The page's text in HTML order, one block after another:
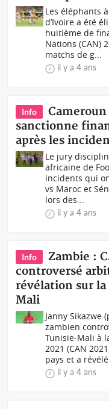
Les éléphants
d’Ivoire a été
huitième de
Nations (CAN)
matchs de g...
il y a 4 ans
Info
Cameroun
sanctionne
après les
Le jury
africaine de
incidents qui
vs Maroc et
lors des...
il y a 4 ans
Info
Zambie :
controversé
révélation sur
Mali
Janny Sikazwe
zambien
Tunisie-Mali à
2021 (CAN
pays et a
il y a 4 ans